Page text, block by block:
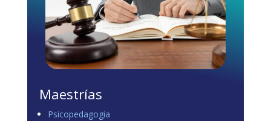
Maestrías
Psicopedagogia